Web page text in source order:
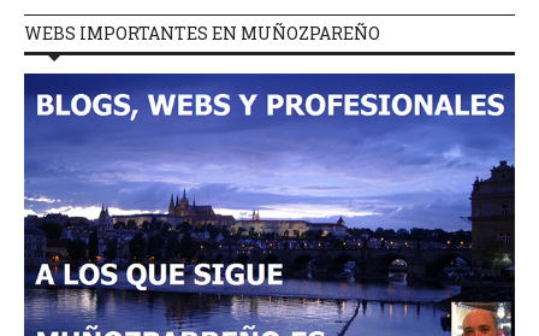
WEBS IMPORTANTES EN MUÑOZPAREÑO